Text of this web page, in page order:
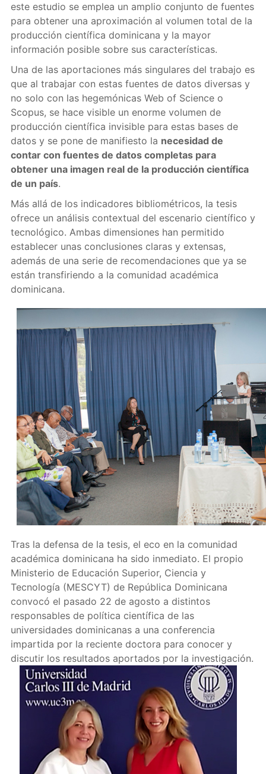
este estudio se emplea un amplio conjunto de fuentes
para obtener una aproximación al volumen total de la
producción científica dominicana y la mayor
información posible sobre sus características.
Una de las aportaciones más singulares del trabajo es
que al trabajar con estas fuentes de datos diversas y
no solo con las hegemónicas Web of Science o
Scopus, se hace visible un enorme volumen de
producción científica invisible para estas bases de
datos y se pone de manifiesto la necesidad de
contar con fuentes de datos completas para
obtener una imagen real de la producción científica
de un país.
Más allá de los indicadores bibliométricos, la tesis
ofrece un análisis contextual del escenario científico y
tecnológico. Ambas dimensiones han permitido
establecer unas conclusiones claras y extensas,
además de una serie de recomendaciones que ya se
están transfiriendo a la comunidad académica
dominicana.
Tras la defensa de la tesis, el eco en la comunidad
académica dominicana ha sido inmediato. El propio
Ministerio de Educación Superior, Ciencia y
Tecnología (MESCYT) de República Dominicana
convocó el pasado 22 de agosto a distintos
responsables de política científica de las
universidades dominicanas a una conferencia
impartida por la reciente doctora para conocer y
discutir los resultados aportados por la investigación.